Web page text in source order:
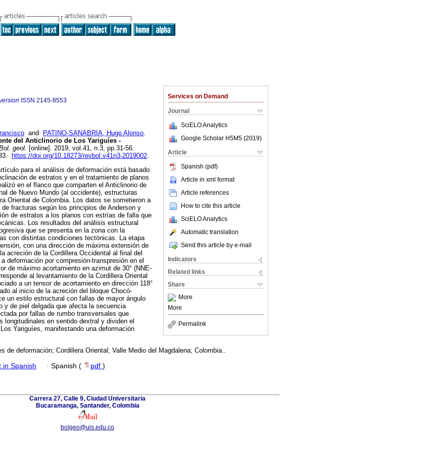
Services on Demand
Journal
SciELO Analytics
Google Scholar H5M5 (2019)
Article
Spanish (pdf)
Article in xml format
Article references
How to cite this article
SciELO Analytics
Automatic translation
Send this article by e-mail
Indicators
Related links
Share
More
More
Permalink
ISSN 2145-8553
and PATINO-SANABRIA, Hugo Alonso.
del Anticlinorio de Los Yariguíes -
geol. [online]. 2019, vol.41, n.3, pp.31-56.
https://doi.org/10.18273/revbol.v41n3-2019002.
para el análisis de deformación está basado
de estratos y en el tratamiento de planos
en el flanco que comparten el Anticlinorio de
de Nuevo Mundo (al occidente), estructuras
Oriental de Colombia. Los datos se sometieron a
fracturas según los principios de Anderson y
de estratos a los planos con estrías de falla que
Los resultados del análisis estructural
que se presenta en la zona con la
con distintas condiciones tectónicas. La etapa
con una dirección de máxima extensión de
acreción de la Cordillera Occidental al final del
deformación por compresión-transpresión en el
de máximo acortamiento en azimut de 30° (NNE-
al levantamiento de la Cordillera Oriental
a un tensor de acortamiento en dirección 118°
al inicio de la acreción del bloque Chocó-
un estilo estructural con fallas de mayor ángulo
y de piel delgada que afecta la secuencia
por fallas de rumbo transversales que
longitudinales en sentido dextral y dividen el
Yariguíes, manifestando una deformación
de deformación; Cordillera Oriental; Valle Medio del Magdalena; Colombia..
in Spanish · Spanish ( pdf )
Carrera 27, Calle 9, Ciudad Universitaria
Bucaramanga, Santander, Colombia
bolgeo@uis.edu.co